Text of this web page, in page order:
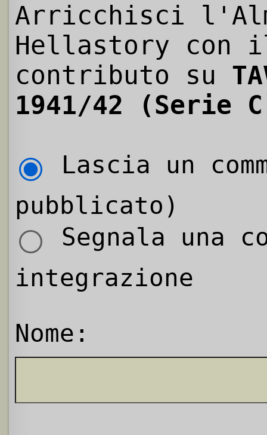
Arricchisci
Hellastory con
contributo su
1941/42 (Serie
Lascia un
pubblicato)
Segnala una
integrazione
Nome: